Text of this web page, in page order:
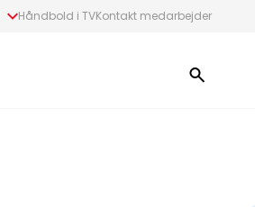
Håndbold i TVKontakt medarbejder